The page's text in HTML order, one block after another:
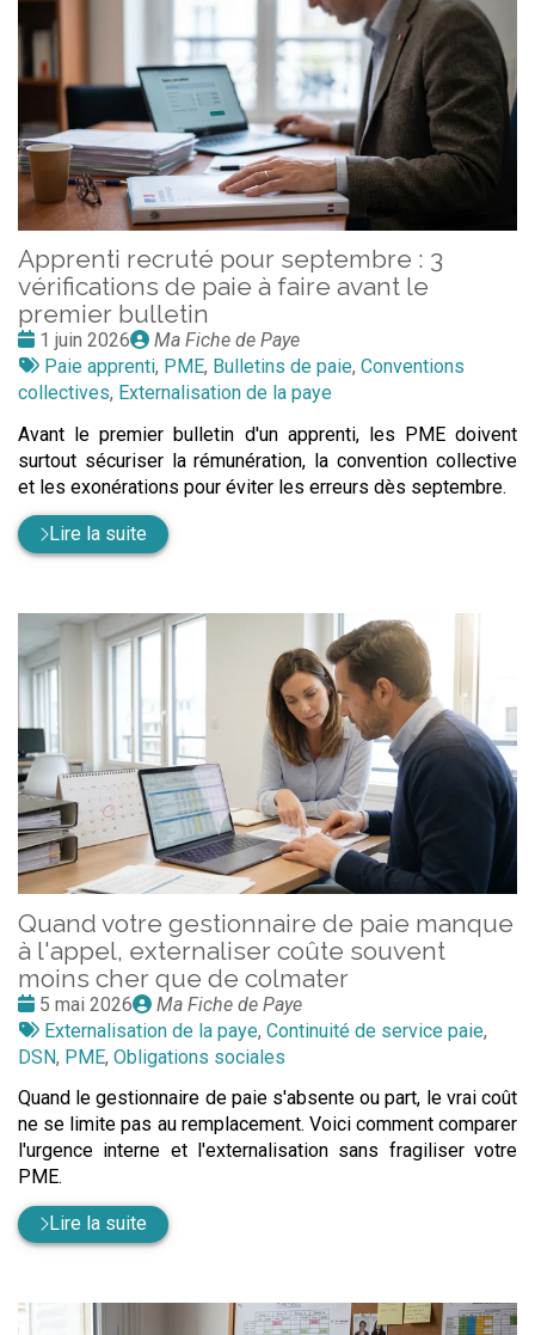
Apprenti recruté pour septembre : 3
vérifications de paie à faire avant le
premier bulletin
Date
:
1 juin 2026
Publié
par
Ma Fiche de Paye
Tags
:
Paie apprenti, PME, Bulletins de paie, Conventions
collectives, Externalisation de la paye
Avant le premier bulletin d'un apprenti, les PME doivent
surtout sécuriser la rémunération, la convention collective
et les exonérations pour éviter les erreurs dès septembre.
Lire la suite
Quand votre gestionnaire de paie manque
à l'appel, externaliser coûte souvent
moins cher que de colmater
Date
:
5 mai 2026
Publié
par
Ma Fiche de Paye
Tags
:
Externalisation de la paye, Continuité de service paie,
DSN, PME, Obligations sociales
Quand le gestionnaire de paie s'absente ou part, le vrai coût
ne se limite pas au remplacement. Voici comment comparer
l'urgence interne et l'externalisation sans fragiliser votre
PME.
Lire la suite